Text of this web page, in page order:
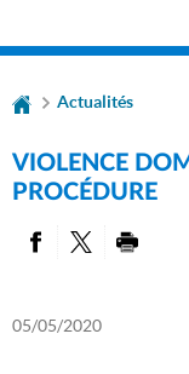
Actualités
VIOLENCE
PROCÉDURE
05/05/2020